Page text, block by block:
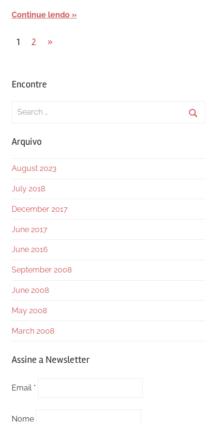
Continue lendo
Posts
1 2
Next
»
Encontre
Search
Arquivo
August 2023
July 2018
December 2017
June 2017
June 2016
September 2008
June 2008
May 2008
March 2008
Assine a Newsletter
Email *
Nome